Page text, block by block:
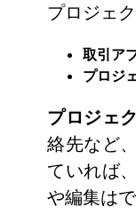
プロジェ
取引ア
プロジ
プロジェ
絡先など
ていれば
や編集は